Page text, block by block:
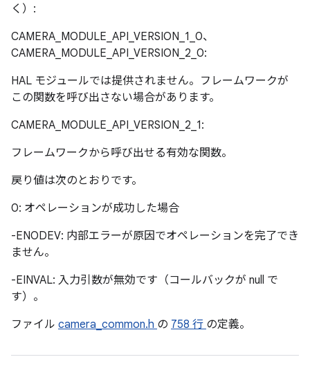
く）:
CAMERA_MODULE_API_VERSION_1_0、
CAMERA_MODULE_API_VERSION_2_0:
HAL モジュールでは提供されません。フレームワークが
この関数を呼び出さない場合があります。
CAMERA_MODULE_API_VERSION_2_1:
フレームワークから呼び出せる有効な関数。
戻り値は次のとおりです。
0: オペレーションが成功した場合
-ENODEV: 内部エラーが原因でオペレーションを完了でき
ません。
-EINVAL: 入力引数が無効です（コールバックが null で
す）。
ファイル camera_common.h の 758 行 の定義。